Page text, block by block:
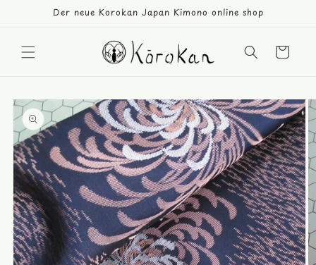
Der neue Korokan Japan Kimono online shop
Warenkorb